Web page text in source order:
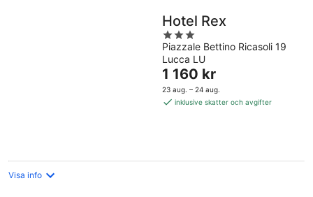
Hotel Rex
3
out
of
5
Piazzale Bettino Ricasoli 19
Lucca LU
Priset
är
1 160 kr
1 160 kr
23 aug. – 24 aug.
inklusive skatter och avgifter
Visa info